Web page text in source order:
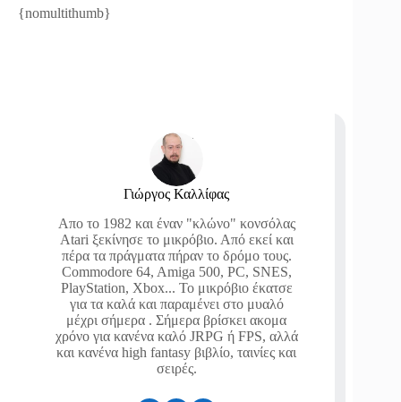
{nomultithumb}
Γιώργος Καλλίφας
Απο το 1982 και έναν "κλώνο" κονσόλας
Atari ξεκίνησε το μικρόβιο. Από εκεί και
πέρα τα πράγματα πήραν το δρόμο τους.
Commodore 64, Amiga 500, PC, SNES,
PlayStation, Xbox... Το μικρόβιο έκατσε
για τα καλά και παραμένει στο μυαλό
μέχρι σήμερα . Σήμερα βρίσκει ακομα
χρόνο για κανένα καλό JRPG ή FPS, αλλά
και κανένα high fantasy βιβλίο, ταινίες και
σειρές.